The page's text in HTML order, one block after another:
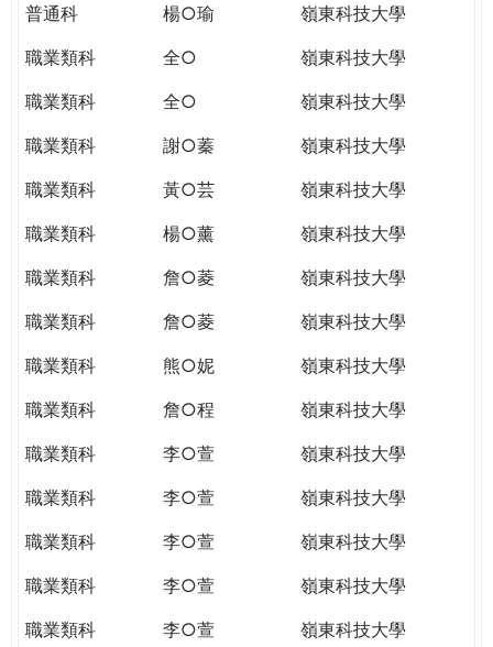
普通科
楊○瑜
嶺東科技大學
職業類科
全○
嶺東科技大學
職業類科
全○
嶺東科技大學
職業類科
謝○蓁
嶺東科技大學
職業類科
黃○芸
嶺東科技大學
職業類科
楊○薰
嶺東科技大學
職業類科
詹○菱
嶺東科技大學
職業類科
詹○菱
嶺東科技大學
職業類科
熊○妮
嶺東科技大學
職業類科
詹○程
嶺東科技大學
職業類科
李○萱
嶺東科技大學
職業類科
李○萱
嶺東科技大學
職業類科
李○萱
嶺東科技大學
職業類科
李○萱
嶺東科技大學
職業類科
李○萱
嶺東科技大學